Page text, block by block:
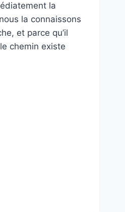
la
la connaissons
et parce qu’il
chemin existe